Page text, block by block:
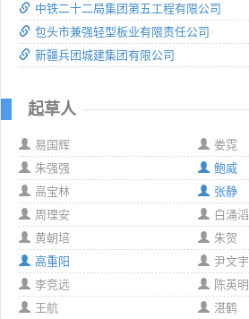
中铁二十二局集团第五工程有限公司
包头市兼强轻型板业有限责任公司
新疆兵团城建集团有限公司
起草人
易国辉
娄霓
朱强强
鲍威
高宝林
张静
周理安
白涌滔
黄朝培
朱贺
高重阳
尹文宇
李竞远
陈英明
王航
湛鹤